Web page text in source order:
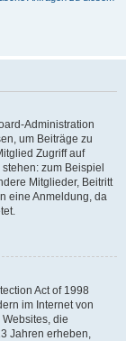
Administration
um Beiträge zu
Zugriff auf
zum Beispiel
Mitglieder, Beitritt
eine Anmeldung, da
Act of 1998
im Internet von
die
Jahren erheben,